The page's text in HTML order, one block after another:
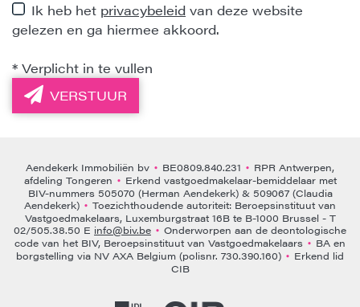
Ik heb het privacybeleid van deze website
gelezen en ga hiermee akkoord.
* Verplicht in te vullen
VERSTUUR
Aendekerk Immobiliën bv • BE0809.840.231 • RPR Antwerpen,
afdeling Tongeren • Erkend vastgoedmakelaar-bemiddelaar met
BIV-nummers 505070 (Herman Aendekerk) & 509067 (Claudia
Aendekerk) • Toezichthoudende autoriteit: Beroepsinstituut van
Vastgoedmakelaars, Luxemburgstraat 16B te B-1000 Brussel - T
02/505.38.50 E info@biv.be • Onderworpen aan de deontologische
code van het BIV, Beroepsinstituut van Vastgoedmakelaars • BA en
borgstelling via NV AXA Belgium (polisnr. 730.390.160) • Erkend lid
CIB